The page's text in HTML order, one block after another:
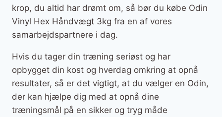
krop, du altid har drømt om, så bør du købe Odin
Vinyl Hex Håndvægt 3kg fra en af vores
samarbejdspartnere i dag.
Hvis du tager din træning seriøst og har
opbygget din kost og hverdag omkring at opnå
resultater, så er det vigtigt, at du vælger en Odin,
der kan hjælpe dig med at opnå dine
træningsmål på en sikker og tryg måde